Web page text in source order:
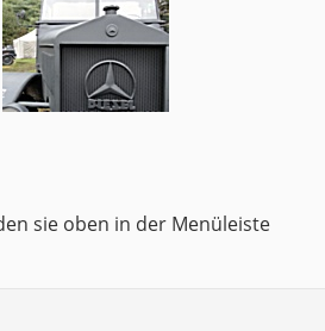
sie oben in der Menüleiste